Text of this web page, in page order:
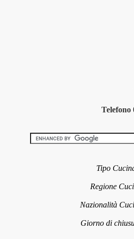
Telefono
Tipo
Regione
Nazionalità
Giorno di